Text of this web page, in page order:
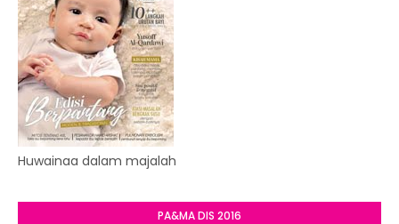
Huwainaa dalam majalah
PA&MA DIS 2016